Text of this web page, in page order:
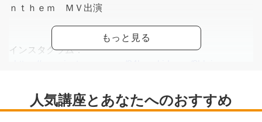
ｎｔｈｅｍ ＭＶ出演
インスタグラム：